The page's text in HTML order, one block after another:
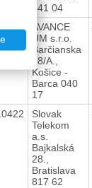
841 04
AVANCE
UM s.r.o.
Barčianska
68/A.,
Košice -
Barca 040
17
Slovak
Telekom
a.s.
Bajkalská
28.,
Bratislava
817 62